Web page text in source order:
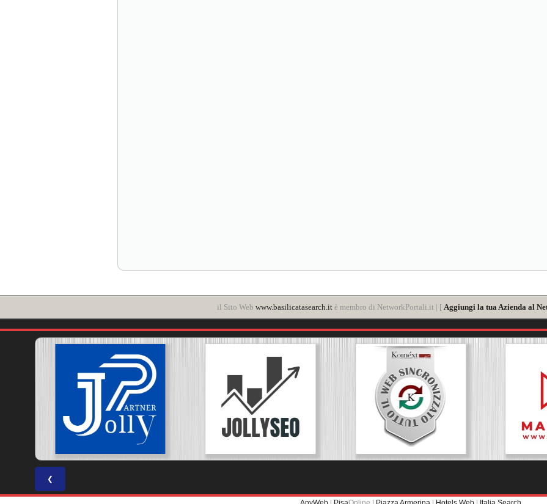
il Sito Web www.basilicatasearch.itè membro di NetworkPortali.it | [ Aggiungi la tua Azienda al
❮